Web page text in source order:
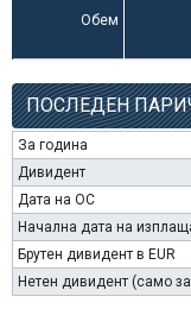
Обем
ПОСЛЕДЕН
За година
Дивидент
Дата на ОС
Начална дата на
Брутен дивидент в EUR
Нетен дивидент (само